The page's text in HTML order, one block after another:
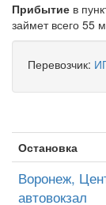
Прибытие в
займет всего 55
Перевозчик:
Остановка
Воронеж,
автовокзал